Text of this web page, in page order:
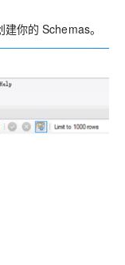
你的 Schemas。